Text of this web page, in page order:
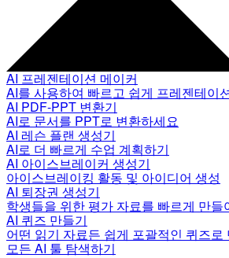
AI 프레젠테이션 메이커
AI를 사용하여 빠르고 쉽게 프레젠테이
AI PDF-PPT 변환기
AI로 문서를 PPT로 변환하세요
AI 레슨 플랜 생성기
AI로 더 빠르게 수업 계획하기
AI 아이스브레이커 생성기
아이스브레이킹 활동 및 아이디어 생성
AI 퇴장권 생성기
학생들을 위한 평가 자료를 빠르게 만들
AI 퀴즈 만들기
어떤 읽기 자료든 쉽게 포괄적인 퀴즈로
모든 AI 툴 탐색하기